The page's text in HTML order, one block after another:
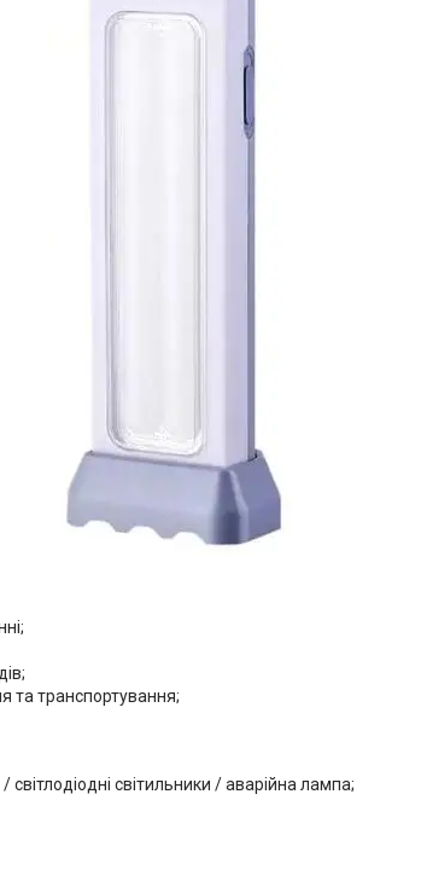
та транспортування;
світлодіодні світильники / аварійна лампа;